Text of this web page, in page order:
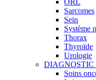
ORL
Sarcomes
Sein
Système
Thorax
Thyroïde
Urologie
DIAGNOSTIC
Soins